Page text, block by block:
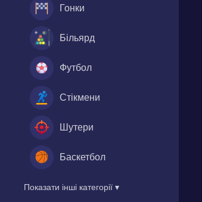
Гонки
Більярд
Футбол
Стікмени
Шутери
Баскетбол
Показати інші категорії ▾